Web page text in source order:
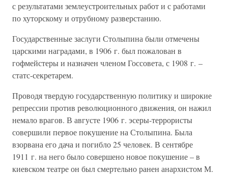
с результатами землеустроительных работ и с работами
по хуторскому и отрубному разверстанию.
Государственные заслуги Столыпина были отмечены
царскими наградами, в 1906 г. был пожалован в
гофмейстеры и назначен членом Госсовета, с 1908 г. –
статс-секретарем.
Проводя твердую государственную политику и широкие
репрессии против революционного движения, он нажил
немало врагов. В августе 1906 г. эсеры-террористы
совершили первое покушение на Столыпина. Была
взорвана его дача и погибло 25 человек. В сентябре
1911 г. на него было совершено новое покушение – в
киевском театре он был смертельно ранен анархистом М.